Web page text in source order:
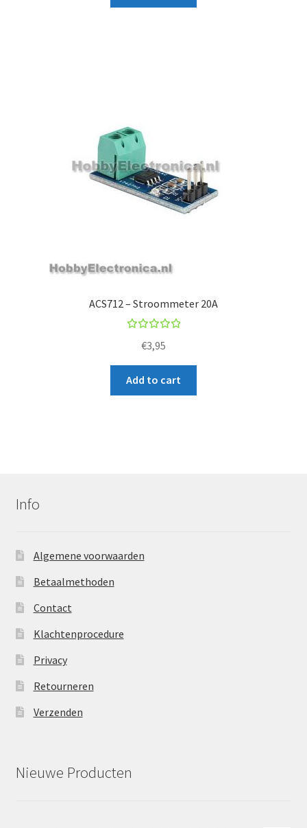
ACS712 – Stroommeter 20A
out
of 5
€3,95
Add to cart
Info
Algemene voorwaarden
Betaalmethoden
Contact
Klachtenprocedure
Privacy
Retourneren
Verzenden
Nieuwe Producten